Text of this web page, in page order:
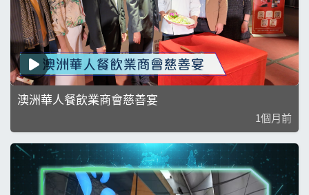
澳洲華人餐飲業商會慈善宴
1個月前